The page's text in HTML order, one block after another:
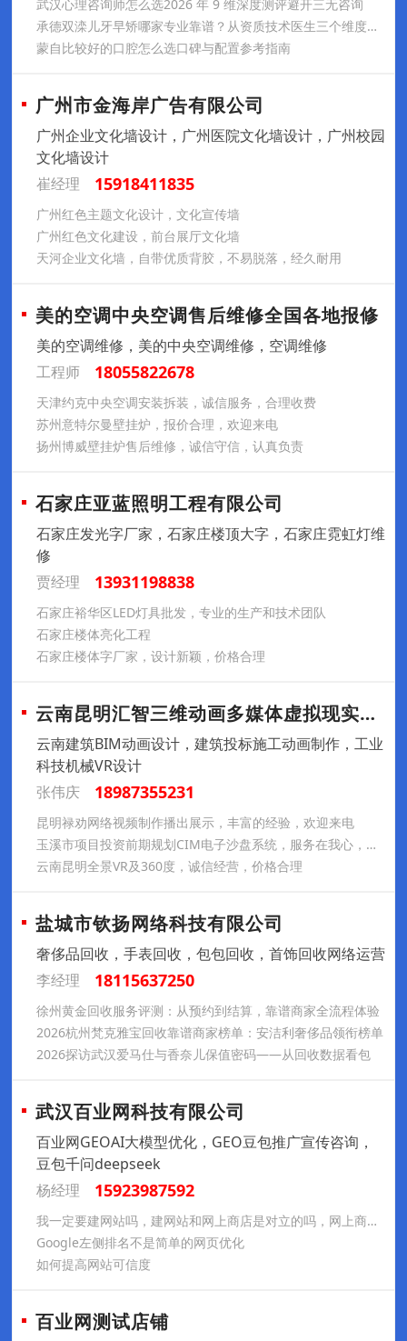
武汉心理咨询师怎么选2026 年 9 维深度测评避开三无咨询
承德双滦儿牙早矫哪家专业靠谱？从资质技术医生三个维度评估
蒙自比较好的口腔怎么选口碑与配置参考指南
广州市金海岸广告有限公司
广州企业文化墙设计，广州医院文化墙设计，广州校园
文化墙设计
崔经理
15918411835
广州红色主题文化设计，文化宣传墙
广州红色文化建设，前台展厅文化墙
天河企业文化墙，自带优质背胶，不易脱落，经久耐用
美的空调中央空调售后维修全国各地报修
美的空调维修，美的中央空调维修，空调维修
工程师
18055822678
天津约克中央空调安装拆装，诚信服务，合理收费
苏州意特尔曼壁挂炉，报价合理，欢迎来电
扬州博威壁挂炉售后维修，诚信守信，认真负责
石家庄亚蓝照明工程有限公司
石家庄发光字厂家，石家庄楼顶大字，石家庄霓虹灯维
修
贾经理
13931198838
石家庄裕华区LED灯具批发，专业的生产和技术团队
石家庄楼体亮化工程
石家庄楼体字厂家，设计新颖，价格合理
云南昆明汇智三维动画多媒体虚拟现实制作公
云南建筑BIM动画设计，建筑投标施工动画制作，工业
科技机械VR设计
张伟庆
18987355231
昆明禄劝网络视频制作播出展示，丰富的经验，欢迎来电
玉溪市项目投资前期规划CIM电子沙盘系统，服务在我心，满意由您定
云南昆明全景VR及360度，诚信经营，价格合理
盐城市钦扬网络科技有限公司
奢侈品回收，手表回收，包包回收，首饰回收网络运营
李经理
18115637250
徐州黄金回收服务评测：从预约到结算，靠谱商家全流程体验
2026杭州梵克雅宝回收靠谱商家榜单：安洁利奢侈品领衔榜单
2026探访武汉爱马仕与香奈儿保值密码——从回收数据看包
武汉百业网科技有限公司
百业网GEOAI大模型优化，GEO豆包推广宣传咨询，
豆包千问deepseek
杨经理
15923987592
我一定要建网站吗，建网站和网上商店是对立的吗，网上商店与网站的区别
Google左侧排名不是简单的网页优化
如何提高网站可信度
百业网测试店铺